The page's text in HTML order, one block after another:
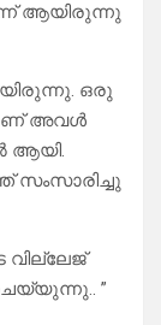
ആയിരുന്നു
ഒരു
അവൾ
ആയി.
സംസാരിച്ചു
വില്ലേജ്
”